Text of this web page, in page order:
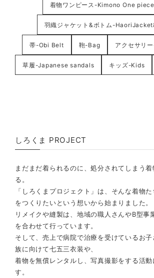
着物ワンピース-Kimono One
羽織ジャケット&ボトム-
帯-Obi Belt 鞄-Bag アクセサリ
草履-Japanese sandals キッズ-Kids
しろくま PROJECT
まだまだ着られるのに、処分されてしまう
る。
「しろくまプロジェクト」は、そんな着物
をつくりたいという想いから始まりました。
リメイクや縫製は、地域の職人さんやB型事
を合わせて行っています。
そして、売上で病院で治療を受けているお
族に向けて七五三衣装や、
着物を無償レンタルし、写真撮影をする活動
す。